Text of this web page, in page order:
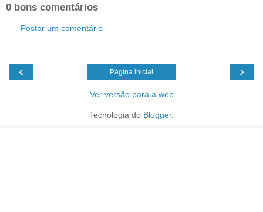
0 bons comentários
Postar um comentário
‹ ›
Página inicial
Ver versão para a web
Tecnologia do Blogger.